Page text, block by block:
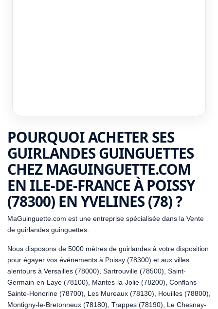
POURQUOI ACHETER SES
GUIRLANDES GUINGUETTES
CHEZ MAGUINGUETTE.COM
EN ILE-DE-FRANCE À POISSY
(78300) EN YVELINES (78) ?
MaGuinguette.com est une entreprise spécialisée dans la Vente
de guirlandes guinguettes.
Nous disposons de 5000 mètres de guirlandes à votre disposition
pour égayer vos événements à Poissy (78300) et aux villes
alentours à Versailles (78000), Sartrouville (78500), Saint-
Germain-en-Laye (78100), Mantes-la-Jolie (78200), Conflans-
Sainte-Honorine (78700), Les Mureaux (78130), Houilles (78800),
Montigny-le-Bretonneux (78180), Trappes (78190), Le Chesnay-